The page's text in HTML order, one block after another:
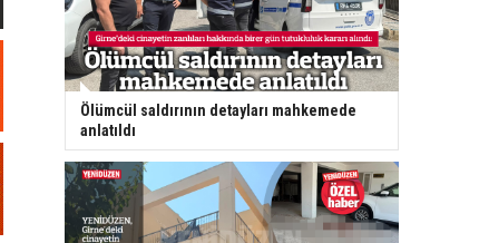
Ölümcül saldırının detayları mahkemede
anlatıldı